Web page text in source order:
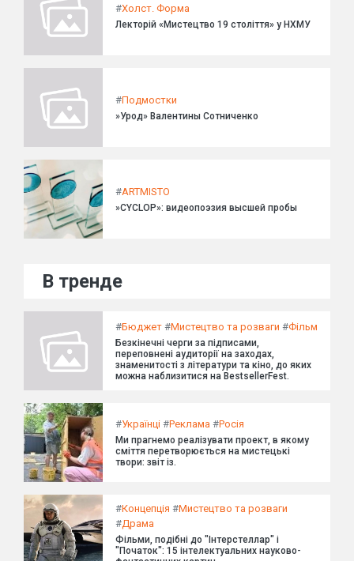
#Холст. Форма
Лекторій «Мистецтво 19 століття» у НХМУ
#Подмостки
»Урод» Валентины Сотниченко
#ARTMISTO
»CYCLOP»: видеопоэзия высшей пробы
В тренде
#Бюджет #Мистецтво та розваги #Фільм
Безкінечні черги за підписами,
переповнені аудиторії на заходах,
знаменитості з літератури та кіно, до яких
можна наблизитися на BestsellerFest.
#Українці #Реклама #Росія
Ми прагнемо реалізувати проект, в якому
сміття перетворюється на мистецькі
твори: звіт із.
#Концепція #Мистецтво та розваги
#Драма
Фільми, подібні до "Інтерстеллар" і
"Початок": 15 інтелектуальних науково-